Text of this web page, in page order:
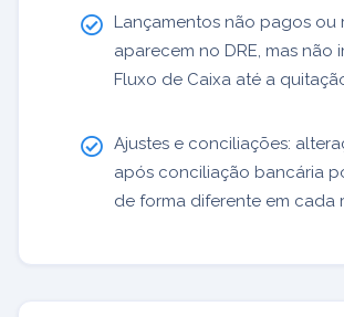
Lançamentos não pagos ou
aparecem no DRE, mas não
Fluxo de Caixa até a
Ajustes e conciliações:
após conciliação bancária
de forma diferente em cada